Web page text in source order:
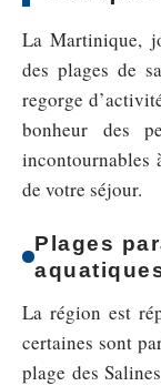
La Martinique,
des plages de
regorge
bonheur des
incontournables
de votre séjour.
Plages
La région est
certaines sont
plage des